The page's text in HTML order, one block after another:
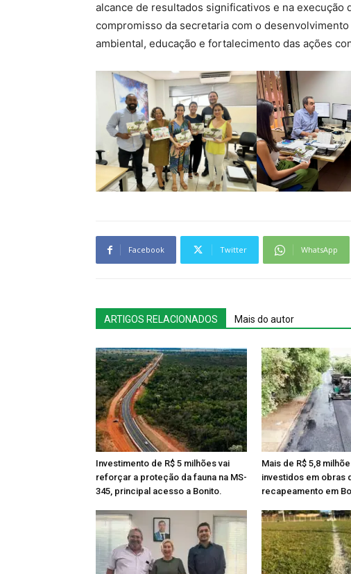
alcance de resultados significativos e na execução
compromisso da secretaria com o
ambiental, educação e fortalecimento das ações
Facebook Twitter WhatsApp
ARTIGOS RELACIONADOS Mais do autor
Investimento de R$ 5 milhões vai
reforçar a proteção da fauna na MS-
345, principal acesso a Bonito.
Mais de R$ 5,8
investidos em obras
recapeamento em